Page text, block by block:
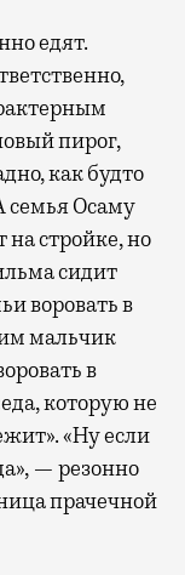
едят.
пирог,
как будто
семья Осаму
стройке, но
сидит
воровать в
мальчик
в
которую не
«Ну если
— резонно
прачечной